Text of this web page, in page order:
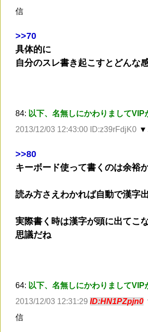
信
>>70
具体的に
自分のスレ書き起こすとどんな
84: 以下、名無しにかわりましてVIP
2013/12/03 12:43:00 ID:z39rFdjK0 ▼
>>80
キーボード使って書くのは余裕
読み方さえわかれば自動で漢字
実際書く時は漢字が頭に出てこ
思議だね
64: 以下、名無しにかわりましてVIP
2013/12/03 12:31:29 ID:HN1PZpjn0
信